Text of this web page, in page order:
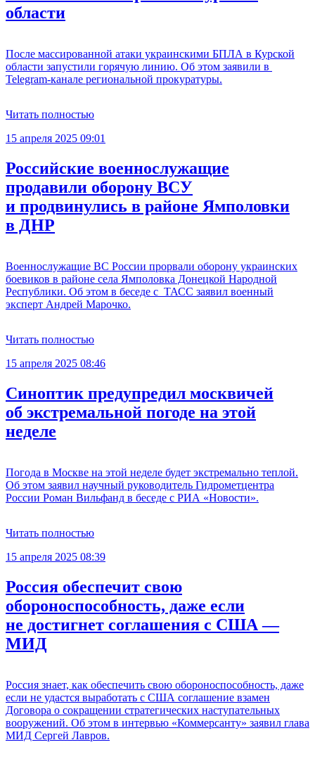
области
После массированной атаки украинскими БПЛА в Курской
области запустили горячую линию. Об этом заявили в
Telegram-канале региональной прокуратуры.
Читать полностью
15 апреля 2025 09:01
Российские военнослужащие
продавили оборону ВСУ
и продвинулись в районе Ямполовки
в ДНР
Военнослужащие ВС России прорвали оборону украинских
боевиков в районе села Ямполовка Донецкой Народной
Республики. Об этом в беседе с ТАСС заявил военный
эксперт Андрей Марочко.
Читать полностью
15 апреля 2025 08:46
Синоптик предупредил москвичей
об экстремальной погоде на этой
неделе
Погода в Москве на этой неделе будет экстремально теплой.
Об этом заявил научный руководитель Гидрометцентра
России Роман Вильфанд в беседе с РИА «Новости».
Читать полностью
15 апреля 2025 08:39
Россия обеспечит свою
обороноспособность, даже если
не достигнет соглашения с США —
МИД
Россия знает, как обеспечить свою обороноспособность, даже
если не удастся выработать с США соглашение взамен
Договора о сокращении стратегических наступательных
вооружений. Об этом в интервью «Коммерсанту» заявил глава
МИД Сергей Лавров.